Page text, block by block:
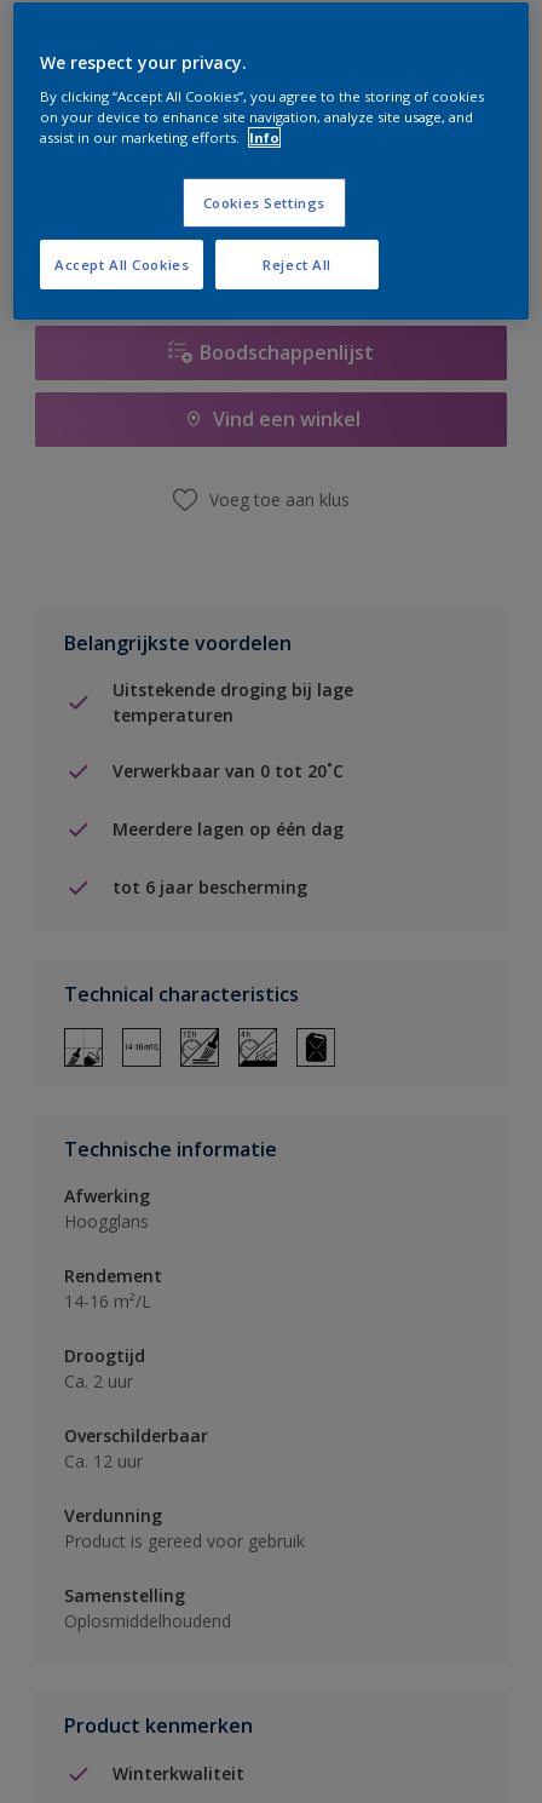
Op dit moment is het niet mogelijk dit product online
er hard aan om de voorraad aan te vullen.
Boodschappenlijst
Vind een winkel
Voeg toe aan klus
Belangrijkste voordelen
Uitstekende droging bij lage
temperaturen
Verwerkbaar van 0 tot 20˚C
Meerdere lagen op één dag
tot 6 jaar bescherming
Technical characteristics
Technische informatie
Afwerking
Hoogglans
Rendement
14-16 m²/L
Droogtijd
Ca. 2 uur
Overschilderbaar
Ca. 12 uur
Verdunning
Product is gereed voor gebruik
Samenstelling
Oplosmiddelhoudend
Product kenmerken
Winterkwaliteit
We respect your privacy.
By clicking “Accept All Cookies”, you agree to the storing of cookies
on your device to enhance site navigation, analyze site usage, and
assist in our marketing efforts.
Info
Cookies Settings
Reject All
Accept All Cookies